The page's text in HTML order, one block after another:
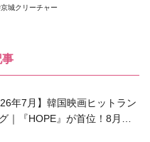
京城クリーチャー
事
年7月】韓国映画ヒットラン
｜『HOPE』が首位！8月公